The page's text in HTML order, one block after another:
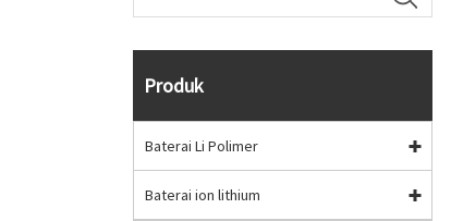
Produk
Baterai Li Polimer
Baterai ion lithium